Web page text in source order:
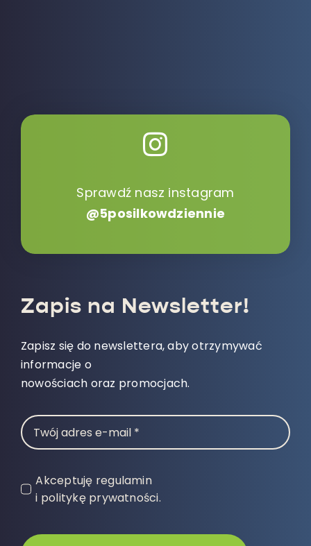
Sprawdź nasz instagram
@5posilkowdziennie
Zapis na Newsletter!
Zapisz się do newslettera, aby otrzymywać
informacje o
nowościach oraz promocjach.
Akceptuję regulamin
i politykę prywatności.